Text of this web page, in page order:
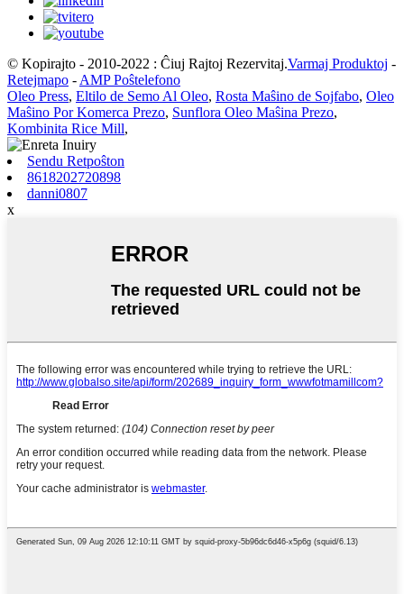
© Kopirajto - 2010-2022 : Ĉiuj Rajtoj Rezervitaj.Varmaj Produktoj -
Retejmapo - AMP Poŝtelefono
Oleo Press, Eltilo de Semo Al Oleo, Rosta Maŝino de Sojfabo, Oleo
Maŝino Por Komerca Prezo, Sunflora Oleo Maŝina Prezo,
Kombinita Rice Mill,
Sendu Retpoŝton
8618202720898
danni0807
x